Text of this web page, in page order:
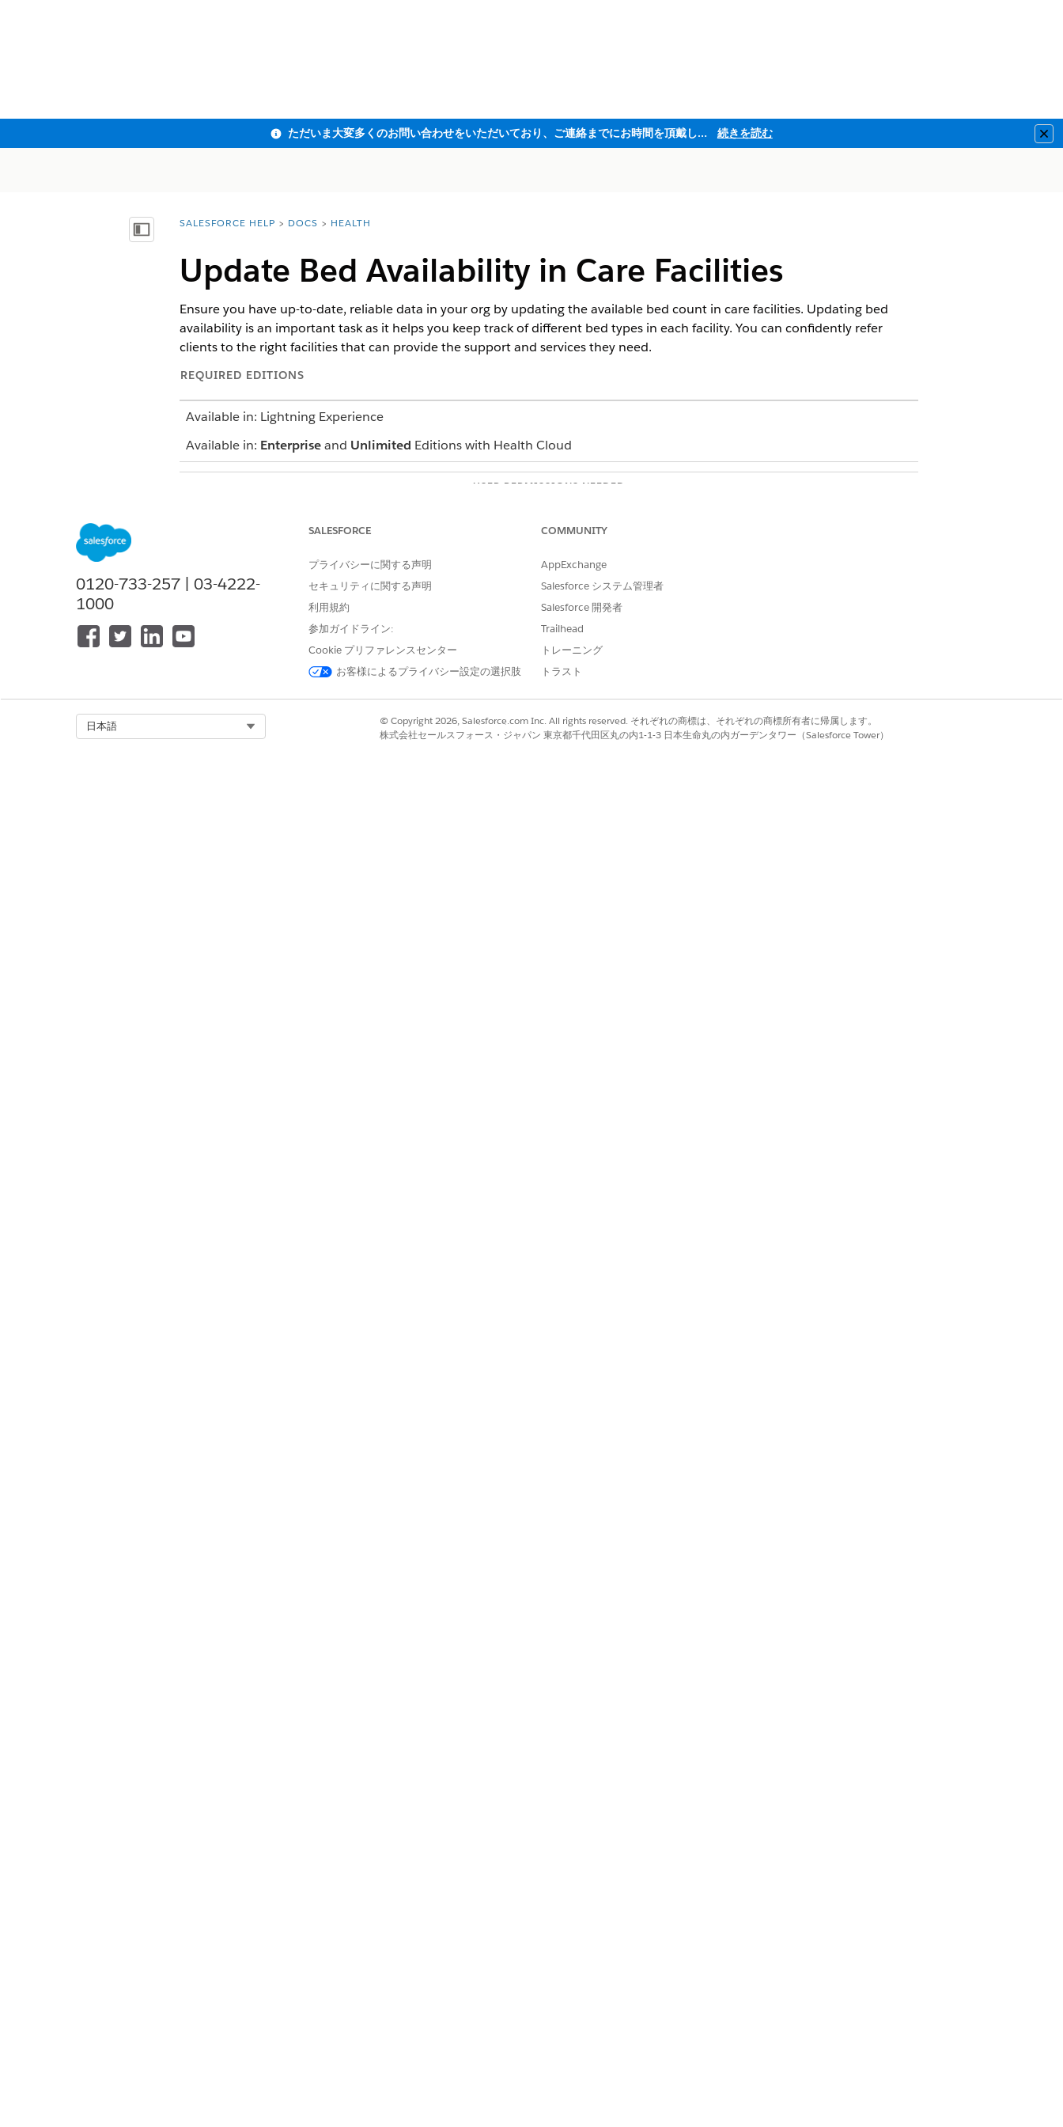
ただいま大変多くのお問い合わせをいただいており、ご連絡までにお時間を頂戴しております 続きを読む
目次を表示You are here:
SALESFORCE HELP DOCS HEALTH
Update Bed Availability in Care Facilities
Ensure you have up-to-date, reliable data in your org by updating the available bed count in care facilities. Updating bed
availability is an important task as it helps you keep track of different bed types in each facility. You can confidently refer
clients to the right facilities that can provide the support and services they need.
REQUIRED EDITIONS
Available in: Lightning Experience
Available in: Enterpriseand Unlimited Editions with Health Cloud
USER PERMISSIONS NEEDED
From the App Launcher, find and selectCare Facility Beds
In the Care Facility Beds list view page, click
for the bed you want to update.
Update Bed Availability
Update the total bed capacity, available bed capacity, or both.
ご意見をお待ちしております。
はい
0120-733-257 | 03-4222-
1000
SALESFORCE
プライバシーに関する声明
セキュリティに関する声明
利用規約
参加ガイドライン:
Cookie プリファレンスセンター
お客様によるプライバシー設定の選択肢
COMMUNITY
AppExchange
Salesforce システム管理者
Salesforce 開発者
Trailhead
トレーニング
トラスト
日本語
© Copyright 2026, Salesforce.com Inc. All rights reserved. それぞれの商標は、それぞれの商標所有者に帰属します。
株式会社セールスフォース・ジャパン 東京都千代田区丸の内1-1-3 日本生命丸の内ガーデンタワー（Salesforce Tower）